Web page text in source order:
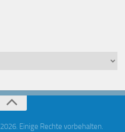
Einige Rechte vorbehalten.